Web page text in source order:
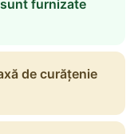
furnizate
de curățenie